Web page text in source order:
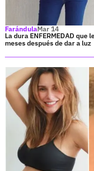
FarándulaMar 14
La dura ENFERMEDAD
meses después de dar a luz